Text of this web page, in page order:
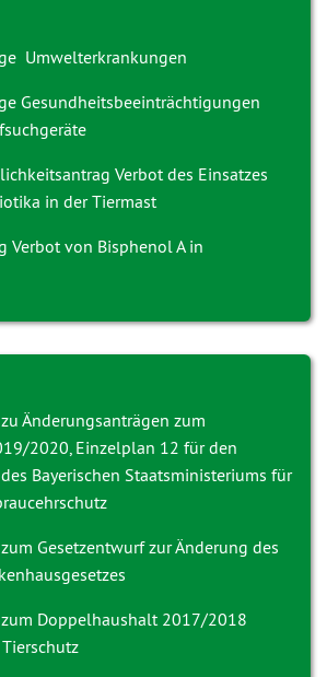
Umwelterkrankungen
Gesundheitsbeeinträchtigungen
Verbot des Einsatzes
in der Tiermast
Verbot von Bisphenol A in
Änderungsanträgen zum
2020, Einzelplan 12 für den
Bayerischen Staatsministeriums für
Gesetzentwurf zur Änderung des
Doppelhaushalt 2017/2018